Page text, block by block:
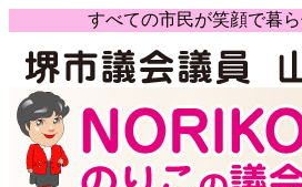
すべての市民が笑顔で暮